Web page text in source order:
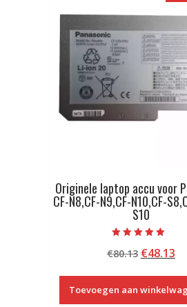
Originele laptop accu voor
CF-N8,CF-N9,CF-N10,CF-
S10
5.00
van 5
€80.13
was:
€80.13.
€48.13
Toevoegen aan